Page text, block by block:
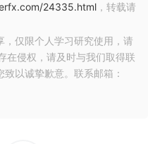
24335.html ，转载请
，仅限个人学习研究使用，请
在侵权，请及时与我们取得联
以诚挚歉意。联系邮箱：